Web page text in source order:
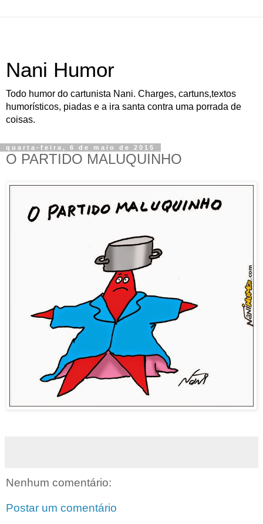
Nani Humor
Todo humor do cartunista Nani. Charges, cartuns,textos
humorísticos, piadas e a ira santa contra uma porrada de
coisas.
quarta-feira, 6 de maio de 2015
O PARTIDO MALUQUINHO
Nenhum comentário:
Postar um comentário